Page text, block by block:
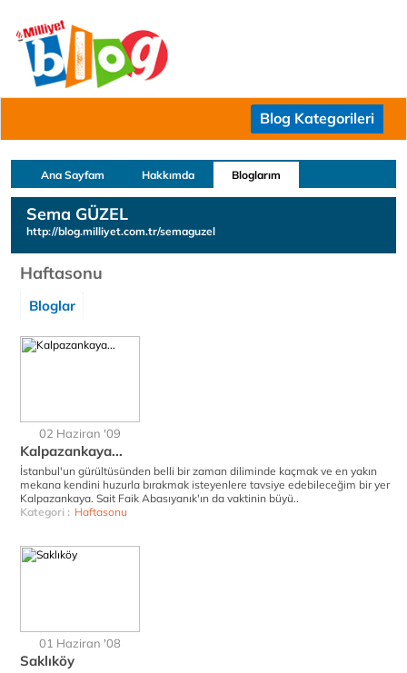
Blog Kategorileri
Ana Sayfam Hakkımda Bloglarım
Sema GÜZEL
http://blog.milliyet.com.tr/semaguzel
Haftasonu
Bloglar
02 Haziran '09
Kalpazankaya...
İstanbul'un gürültüsünden belli bir zaman diliminde kaçmak ve en yakın
mekana kendini huzurla bırakmak isteyenlere tavsiye edebileceğim bir yer
Kalpazankaya. Sait Faik Abasıyanık'ın da vaktinin büyü..
Kategori : Haftasonu
01 Haziran '08
Saklıköy